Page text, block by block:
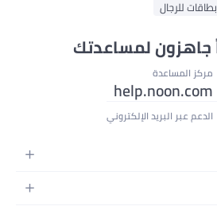
للرجال
جاهزون لمساعدتك
مركز المساعدة
help.noon.com
الدعم عبر البريد الإلكتروني